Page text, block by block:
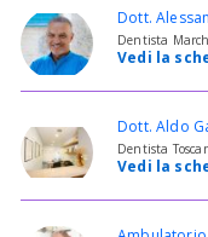
Dott.
Dentista
Vedi la
Dott. Aldo
Dentista
Vedi la